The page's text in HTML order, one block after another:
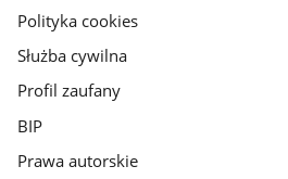
gov.pl
Polityka cookies
Służba cywilna
Profil zaufany
BIP
Prawa autorskie